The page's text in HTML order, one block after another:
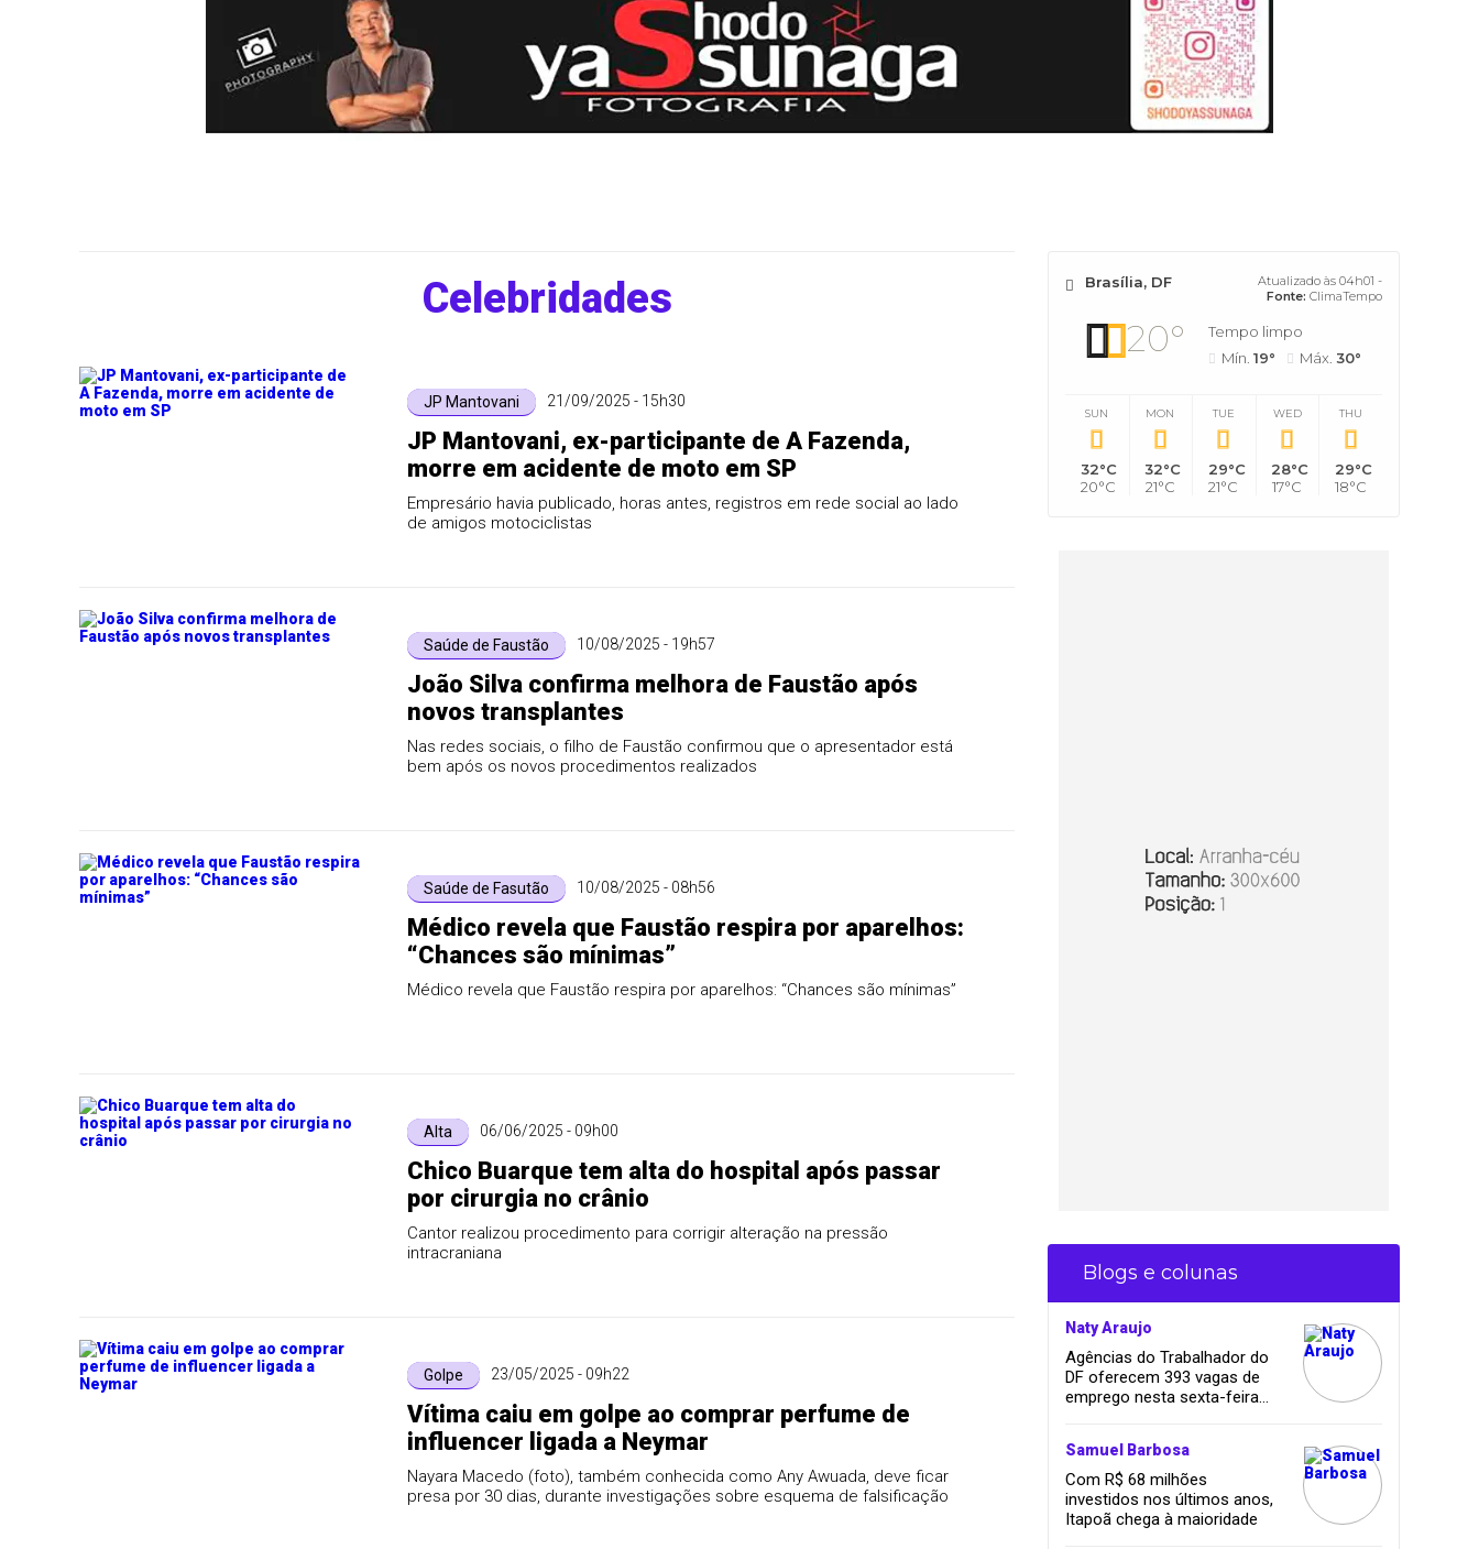
Celebridades
JP Mantovani 21/09/2025 - 15h30
JP Mantovani, ex-participante de A Fazenda,
morre em acidente de moto em SP
Empresário havia publicado, horas antes, registros em rede social ao lado
de amigos motociclistas
Saúde de Faustão 10/08/2025 - 19h57
João Silva confirma melhora de Faustão após
novos transplantes
Nas redes sociais, o filho de Faustão confirmou que o apresentador está
bem após os novos procedimentos realizados
Saúde de Fasutão 10/08/2025 - 08h56
Médico revela que Faustão respira por aparelhos:
“Chances são mínimas”
Médico revela que Faustão respira por aparelhos: “Chances são mínimas”
Alta 06/06/2025 - 09h00
Chico Buarque tem alta do hospital após passar
por cirurgia no crânio
Cantor realizou procedimento para corrigir alteração na pressão
intracraniana
Golpe 23/05/2025 - 09h22
Vítima caiu em golpe ao comprar perfume de
influencer ligada a Neymar
Nayara Macedo (foto), também conhecida como Any Awuada, deve ficar
presa por 30 dias, durante investigações sobre esquema de falsificação
Brasília, DF
Atualizado às 04h01 -
Fonte: ClimaTempo
20°
Tempo limpo
Mín. 19° Máx. 30°
SUN
32°C
20°C
MON
32°C
21°C
TUE
29°C
21°C
WED
28°C
17°C
THU
29°C
18°C
Blogs e colunas
Naty Araujo
Agências do Trabalhador do
DF oferecem 393 vagas de
emprego nesta sexta-feira
Samuel Barbosa
Com R$ 68 milhões
investidos nos últimos anos,
Itapoã chega à maioridade